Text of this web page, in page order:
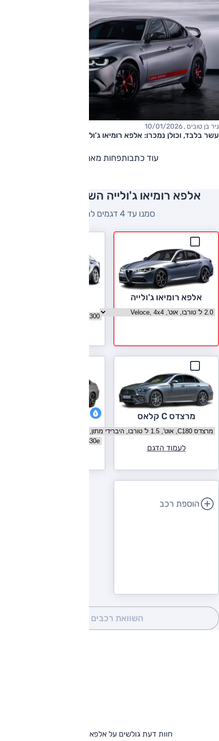
ניר בן טובים , 10/01/2026
עשר בלבד, וכולן נמכרו: אלפא רומיאו ג’וליה משוגרת לירח
עוד כתבותפחות מאמרים
אלפא רומיאו ג'ולייה השוואה למתחרים
סמנו עד 4 דגמים להשוואה
אלפא רומיאו ג'ולייה
בחר גרסה אלפא רומיאו ג'ולייה
בחר גרסה לקסוס IS
מרצדס C קלאס
בחר גרסה מרצדס C קלאס
לעמוד הדגם
בחר גרסה ב.מ.וו סדרה 3
הוספת רכב
השוואת רכבים
חוות דעת גולשים על אלפא רומיאו ג'ולייה